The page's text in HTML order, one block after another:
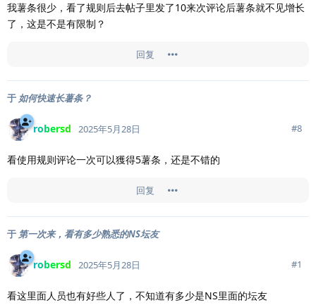
我薯条很少，看了规则后去帖子里发了10来次评论后薯条就不见增长
了，这是不是有限制？
回复
于 如何快速长薯条？
robersd 2025年5月28日 #8
看使用规则评论一次可以獲得5薯条，还是不错的
回复
于 第一次来，看有多少熟悉的NS坛友
robersd 2025年5月28日 #1
看这里面人员也有好些人了，不知道有多少是NS里面的坛友